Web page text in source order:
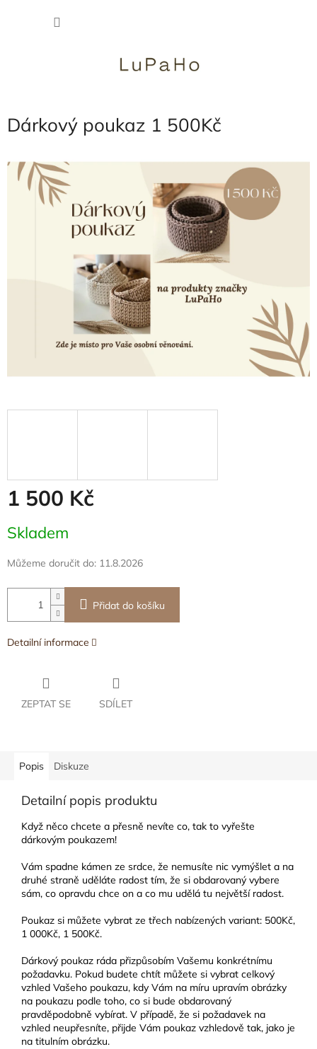
Dárkový poukaz 1 500Kč
1 500 Kč
cena:
Skladem
Můžeme doručit do: 11.8.2026
Přidat do košíku
Detailní informace
ZEPTAT SE SDÍLET
Popis Diskuze
Detailní popis produktu
Když něco chcete a přesně nevíte co, tak to vyřešte
dárkovým poukazem!
Vám spadne kámen ze srdce, že nemusíte nic vymýšlet a na
druhé straně uděláte radost tím, že si obdarovaný vybere
sám, co opravdu chce on a co mu udělá tu největší radost.
Poukaz si můžete vybrat ze třech nabízených variant: 500Kč,
1 000Kč, 1 500Kč.
Dárkový poukaz ráda přizpůsobím Vašemu konkrétnímu
požadavku. Pokud budete chtít můžete si vybrat celkový
vzhled Vašeho poukazu, kdy Vám na míru upravím obrázky
na poukazu podle toho, co si bude obdarovaný
pravděpodobně vybírat. V případě, že si požadavek na
vzhled neupřesníte, přijde Vám poukaz vzhledově tak, jako je
na titulním obrázku.